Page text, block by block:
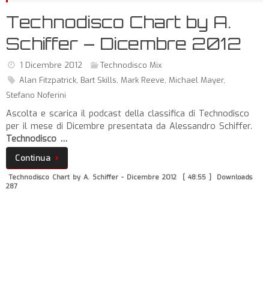
Technodisco Chart by A.
Schiffer – Dicembre 2012
1 Dicembre 2012
Technodisco Mix
Alan Fitzpatrick, Bart Skills, Mark Reeve, Michael Mayer,
Stefano Noferini
Ascolta e scarica il podcast della classifica di Technodisco
per il mese di Dicembre presentata da Alessandro Schiffer.
Technodisco …
Continua
Technodisco Chart by A. Schiffer - Dicembre 2012 [ 48:55 ]
Downloads
287